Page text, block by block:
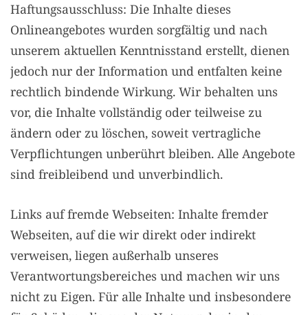
Haftungsausschluss: Die Inhalte dieses
Onlineangebotes wurden sorgfältig und nach
unserem aktuellen Kenntnisstand erstellt, dienen
jedoch nur der Information und entfalten keine
rechtlich bindende Wirkung. Wir behalten uns
vor, die Inhalte vollständig oder teilweise zu
ändern oder zu löschen, soweit vertragliche
Verpflichtungen unberührt bleiben. Alle Angebote
sind freibleibend und unverbindlich.
Links auf fremde Webseiten: Inhalte fremder
Webseiten, auf die wir direkt oder indirekt
verweisen, liegen außerhalb unseres
Verantwortungsbereiches und machen wir uns
nicht zu Eigen. Für alle Inhalte und insbesondere